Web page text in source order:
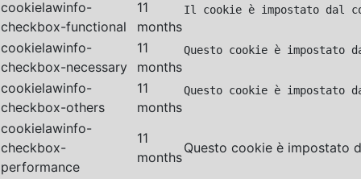
cookielawinfo-
checkbox-functional
11
months
Il cookie è impostato dal
cookielawinfo-
checkbox-necessary
11
months
Questo cookie è impostato
cookielawinfo-
checkbox-others
11
months
Questo cookie è
cookielawinfo-
checkbox-
performance
11
months
Questo cookie è impostato